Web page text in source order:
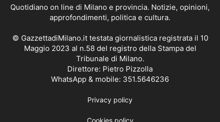
Quotidiano on line di Milano e provincia. Notizie, opinioni,
approfondimenti, politica e cultura.
© GazzettadiMilano.it testata giornalistica registrata il 10
Maggio 2023 al n.58 del registro della Stampa del
Tribunale di Milano.
Direttore: Pietro Pizzolla
WhatsApp & mobile: 351.5646236
Privacy policy
Cookies policy